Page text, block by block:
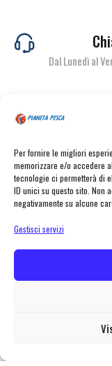
Per fornire le migliori
memorizzare e/o accedere
tecnologie ci permetterà di
ID unici su questo sito. Non
negativamente su alcune
Gestisci servizi
Dal Lunedì al
© Pianeta Pesca